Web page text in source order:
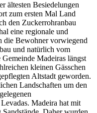
ältesten Besiedelungen
zum ersten Mal Land
den Zuckerrohranbau
eine regionale und
die Bewohner vorwiegend
und natürlich vom
Madeiras längst
kleinen Gässchen
Altstadt geworden.
Landschaften um den
Madeira hat mit